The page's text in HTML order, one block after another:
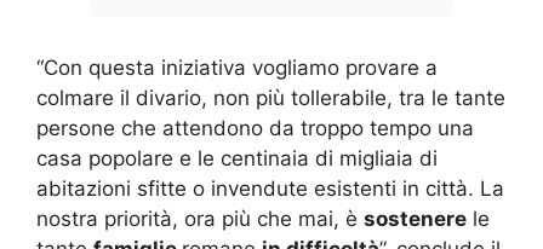
“Con questa iniziativa vogliamo provare a
colmare il divario, non più tollerabile, tra le tante
persone che attendono da troppo tempo una
casa popolare e le centinaia di migliaia di
abitazioni sfitte o invendute esistenti in città. La
nostra priorità, ora più che mai, è sostenere le